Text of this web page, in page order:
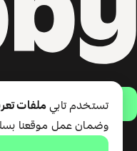
تستخدم تابي ملفات
وضمان عمل موقعنا